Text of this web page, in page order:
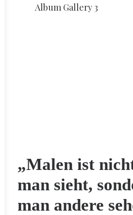
Album Gallery 3
„Malen ist
man sieht,
man andere